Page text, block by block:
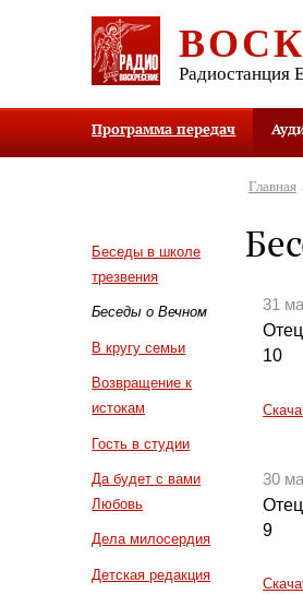
Радиостанция
Программа передач
Беседы в школе
трезвения
Беседы о Вечном
В кругу семьи
Возвращение к
истокам
Гость в студии
Да будет с вами
Любовь
Дела милосердия
Детская редакция
Главная
31
10
30
9